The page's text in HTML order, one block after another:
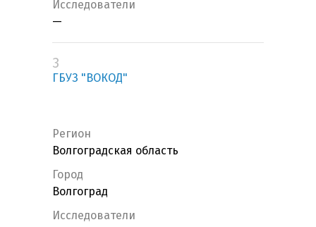
Исследователи
—
3
ГБУЗ "ВОКОД"
Регион
Волгоградская область
Город
Волгоград
Исследователи